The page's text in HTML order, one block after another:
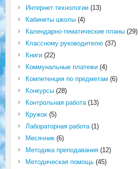
Интернет технологии(13)
Кабинеты школы(4)
Календарно-тематические планы(29)
Классному руководителю(37)
Книги(22)
Коммунальные платежи(4)
Компетенция по предметам (6)
Конкурсы(28)
Контрольная работа(13)
Кружок(5)
Лабораторная работа(1)
Месячник(6)
Методика преподавания(12)
Методическая помощь(45)